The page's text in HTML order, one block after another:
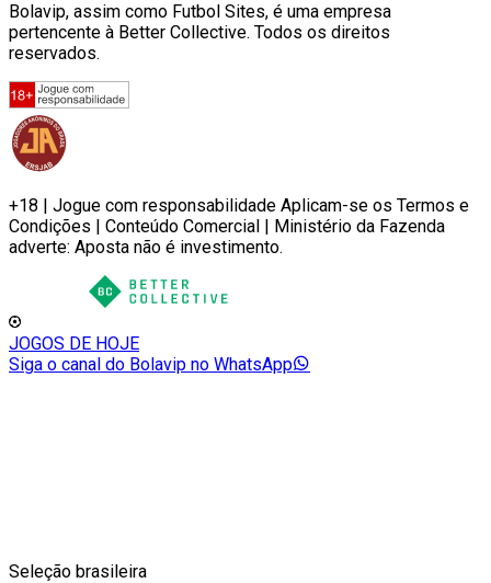
Bolavip, assim como Futbol Sites, é uma empresa
pertencente à Better Collective. Todos os direitos
reservados.
+18 | Jogue com responsabilidade Aplicam-se os Termos e
Condições | Conteúdo Comercial | Ministério da Fazenda
adverte: Aposta não é investimento.
JOGOS DE HOJE
Siga o canal do Bolavip no WhatsApp
Seleção brasileira